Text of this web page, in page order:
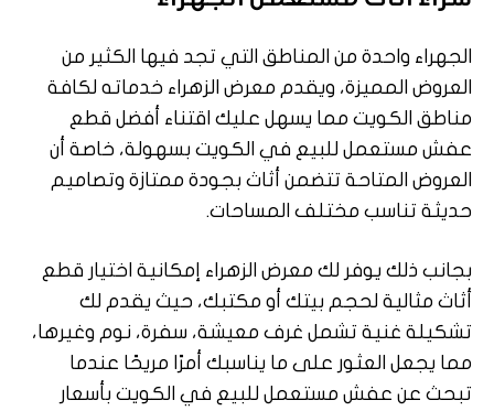
الجهراء واحدة من المناطق التي تجد فيها الكثير من
العروض المميزة، ويقدم معرض الزهراء خدماته لكافة
مناطق الكويت مما يسهل عليك اقتناء أفضل قطع
عفش مستعمل للبيع في الكويت بسهولة، خاصة أن
العروض المتاحة تتضمن أثاث بجودة ممتازة وتصاميم
حديثة تناسب مختلف المساحات.
بجانب ذلك يوفر لك معرض الزهراء إمكانية اختيار قطع
أثاث مثالية لحجم بيتك أو مكتبك، حيث يقدم لك
تشكيلة غنية تشمل غرف معيشة، سفرة، نوم وغيرها،
مما يجعل العثور على ما يناسبك أمرًا مريحًا عندما
تبحث عن عفش مستعمل للبيع في الكويت بأسعار